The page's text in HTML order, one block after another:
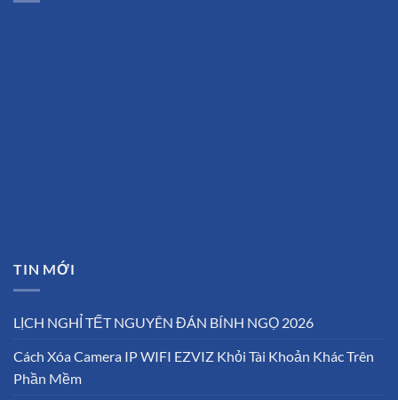
TIN MỚI
LỊCH NGHỈ TẾT NGUYÊN ĐÁN BÍNH NGỌ 2026
Cách Xóa Camera IP WIFI EZVIZ Khỏi Tài Khoản Khác Trên
Phần Mềm